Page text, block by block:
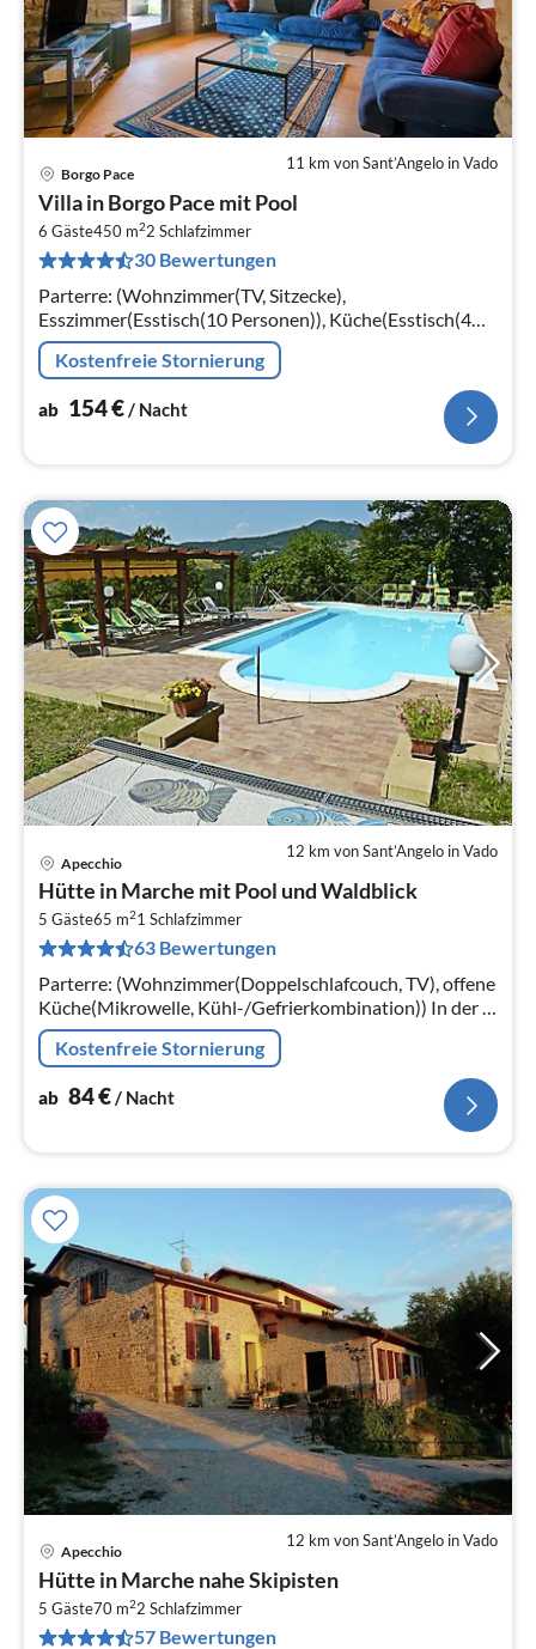
11 km von Sant’Angelo in Vado
Borgo Pace
Villa in Borgo Pace mit Pool
6 Gäste450 m22 Schlafzimmer
30 Bewertungen
Parterre: (Wohnzimmer(TV, Sitzecke),
Esszimmer(Esstisch(10 Personen)), Küche(Esstisch(4
Personen), Kochplatte, Backofen,
Kühl-/Gefrierkombination, Waschbecken)
Kostenfreie Stornierung
ab 154€/ Nacht
12 km von Sant’Angelo in Vado
Apecchio
Hütte in Marche mit Pool und Waldblick
5 Gäste65 m21 Schlafzimmer
63 Bewertungen
Parterre: (Wohnzimmer(Doppelschlafcouch, TV), offene
Küche(Mikrowelle, Kühl-/Gefrierkombination)) In der 1.
Etage: (Schlafzimmer(Einzelbett, Doppelbett),
Badezimmer(Dusche))
Kostenfreie Stornierung
ab 84€/ Nacht
12 km von Sant’Angelo in Vado
Apecchio
Hütte in Marche nahe Skipisten
5 Gäste70 m22 Schlafzimmer
57 Bewertungen